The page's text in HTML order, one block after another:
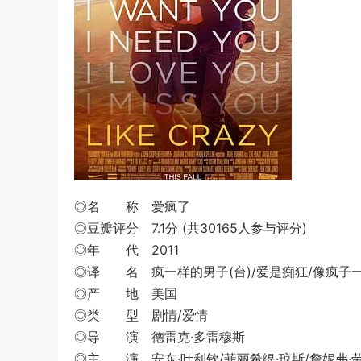
◎名 称 爱疯了
◎豆瓣评分 7.1分 (共30165人参与评分)
◎年 代 2011
◎译 名 疯一样的男子(台)/爱是痴狂/像疯子
◎产 地 美国
◎类 型 剧情/爱情
◎导 演 德雷克·多雷穆斯